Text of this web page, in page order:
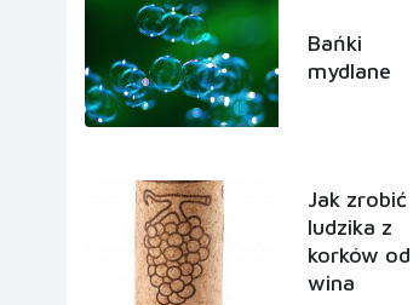
Bańki
mydlane
Jak zrobić
ludzika z
korków od
wina